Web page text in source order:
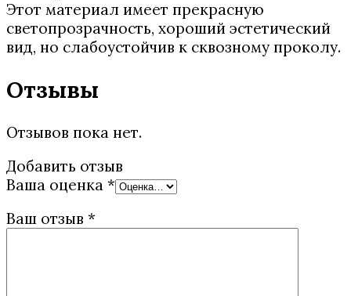
Этот материал имеет прекрасную
светопрозрачность, хороший эстетический
вид, но слабоустойчив к сквозному проколу.
Отзывы
Отзывов пока нет.
Добавить отзыв
Ваша оценка *
Ваш отзыв *